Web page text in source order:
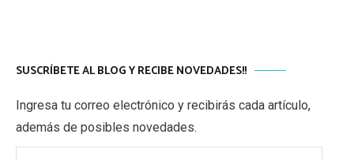
SUSCRÍBETE AL BLOG Y RECIBE NOVEDADES!!
Ingresa tu correo electrónico y recibirás cada artículo,
además de posibles novedades.